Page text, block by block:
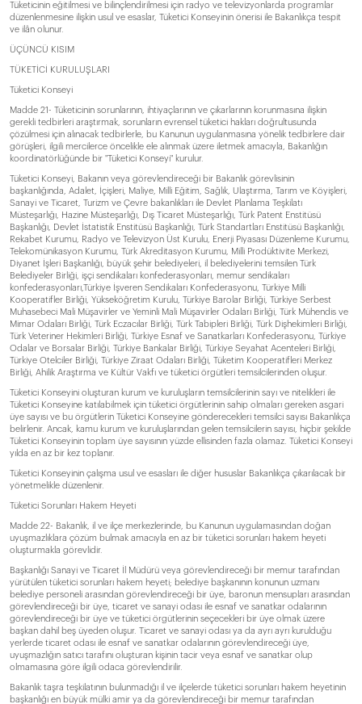
Tüketicinin eğitilmesi ve bilinçlendirilmesi için radyo ve televizyonlarda programlar
düzenlenmesine ilişkin usul ve esaslar, Tüketici Konseyinin önerisi ile Bakanlıkça tespit
ve ilân olunur.
ÜÇÜNCÜ KISIM
TÜKETİCİ KURULUŞLARI
Tüketici Konseyi
Madde 21- Tüketicinin sorunlarının, ihtiyaçlarının ve çıkarlarının korunmasına ilişkin
gerekli tedbirleri araştırmak, sorunların evrensel tüketici hakları doğrultusunda
çözülmesi için alınacak tedbirlerle, bu Kanunun uygulanmasına yönelik tedbirlere dair
görüşleri, ilgili mercilerce öncelikle ele alınmak üzere iletmek amacıyla, Bakanlığın
koordinatörlüğünde bir "Tüketici Konseyi" kurulur.
Tüketici Konseyi, Bakanın veya görevlendireceği bir Bakanlık görevlisinin
başkanlığında, Adalet, İçişleri, Maliye, Milli Eğitim, Sağlık, Ulaştırma, Tarım ve Köyişleri,
Sanayi ve Ticaret, Turizm ve Çevre bakanlıkları ile Devlet Planlama Teşkilatı
Müsteşarlığı, Hazine Müsteşarlığı, Dış Ticaret Müsteşarlığı, Türk Patent Enstitüsü
Başkanlığı, Devlet İstatistik Enstitüsü Başkanlığı, Türk Standartları Enstitüsü Başkanlığı,
Rekabet Kurumu, Radyo ve Televizyon Üst Kurulu, Enerji Piyasası Düzenleme Kurumu,
Telekomünikasyon Kurumu, Türk Akreditasyon Kurumu, Milli Prodüktivite Merkezi,
Diyanet İşleri Başkanlığı, büyük şehir belediyeleri, il belediyelerini temsilen Türk
Belediyeler Birliği, işçi sendikaları konfederasyonları, memur sendikaları
konfederasyonları,Türkiye İşveren Sendikaları Konfederasyonu, Türkiye Milli
Kooperatifler Birliği, Yükseköğretim Kurulu, Türkiye Barolar Birliği, Türkiye Serbest
Muhasebeci Mali Müşavirler ve Yeminli Mali Müşavirler Odaları Birliği, Türk Mühendis ve
Mimar Odaları Birliği, Türk Eczacılar Birliği, Türk Tabipleri Birliği, Türk Dişhekimleri Birliği,
Türk Veteriner Hekimleri Birliği, Türkiye Esnaf ve Sanatkarları Konfederasyonu, Türkiye
Odalar ve Borsalar Birliği, Türkiye Bankalar Birliği, Türkiye Seyahat Acenteleri Birliği,
Türkiye Otelciler Birliği, Türkiye Ziraat Odaları Birliği, Tüketim Kooperatifleri Merkez
Birliği, Ahilik Araştırma ve Kültür Vakfı ve tüketici örgütleri temsilcilerinden oluşur.
Tüketici Konseyini oluşturan kurum ve kuruluşların temsilcilerinin sayı ve nitelikleri ile
Tüketici Konseyine katılabilmek için tüketici örgütlerinin sahip olmaları gereken asgari
üye sayısı ve bu örgütlerin Tüketici Konseyine gönderecekleri temsilci sayısı Bakanlıkça
belirlenir. Ancak, kamu kurum ve kuruluşlarından gelen temsilcilerin sayısı, hiçbir şekilde
Tüketici Konseyinin toplam üye sayısının yüzde ellisinden fazla olamaz. Tüketici Konseyi
yılda en az bir kez toplanır.
Tüketici Konseyinin çalışma usul ve esasları ile diğer hususlar Bakanlıkça çıkarılacak bir
yönetmelikle düzenlenir.
Tüketici Sorunları Hakem Heyeti
Madde 22- Bakanlık, il ve ilçe merkezlerinde, bu Kanunun uygulamasından doğan
uyuşmazlıklara çözüm bulmak amacıyla en az bir tüketici sorunları hakem heyeti
oluşturmakla görevlidir.
Başkanlığı Sanayi ve Ticaret İl Müdürü veya görevlendireceği bir memur tarafından
yürütülen tüketici sorunları hakem heyeti; belediye başkanının konunun uzmanı
belediye personeli arasından görevlendireceği bir üye, baronun mensupları arasından
görevlendireceği bir üye, ticaret ve sanayi odası ile esnaf ve sanatkar odalarının
görevlendireceği bir üye ve tüketici örgütlerinin seçecekleri bir üye olmak üzere
başkan dahil beş üyeden oluşur. Ticaret ve sanayi odası ya da ayrı ayrı kurulduğu
yerlerde ticaret odası ile esnaf ve sanatkar odalarının görevlendireceği üye,
uyuşmazlığın satıcı tarafını oluşturan kişinin tacir veya esnaf ve sanatkar olup
olmamasına göre ilgili odaca görevlendirilir.
Bakanlık taşra teşkilatının bulunmadığı il ve ilçelerde tüketici sorunları hakem heyetinin
başkanlığı en büyük mülki amir ya da görevlendireceği bir memur tarafından